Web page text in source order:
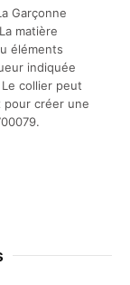
Garçonne
matière
éléments
indiquée
collier peut
pour créer une